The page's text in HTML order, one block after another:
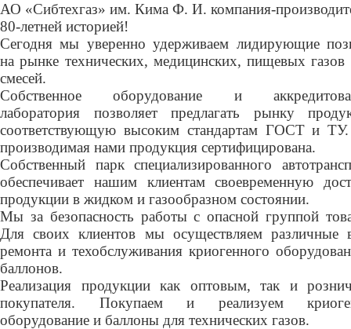
АО «Сибтехгаз» им. Кима Ф. И. компания-
80-летней историей!
Сегодня мы уверенно удерживаем лидирующие
на рынке технических, медицинских, пищевых
смесей.
Собственное оборудование и
лаборатория позволяет предлагать рынку
соответствующую высоким стандартам ГОСТ и
производимая нами продукция сертифицирована.
Собственный парк специализированного
обеспечивает нашим клиентам своевременную
продукции в жидком и газообразном состоянии.
Мы за безопасность работы с опасной группой
Для своих клиентов мы осуществляем различные
ремонта и техобслуживания криогенного
баллонов.
Реализация продукции как оптовым, так и
покупателя. Покупаем и реализуем
оборудование и баллоны для технических газов.